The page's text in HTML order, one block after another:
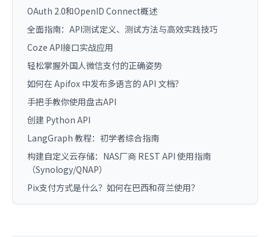
OAuth 2.0和OpenID Connect概述
全面指南：API测试定义、测试方法与高效实践技巧
Coze API接口实战应用
轻松掌握外国人微信支付的正确姿势
如何在 Apifox 中发布多语言的 API 文档？
手把手教你使用盘古API
创建 Python API
LangGraph 教程：初学者综合指南
构建自定义云存储：NAS厂商 REST API 使用指南
（Synology/QNAP）
Pix支付方式是什么？如何在巴西和荷兰使用？